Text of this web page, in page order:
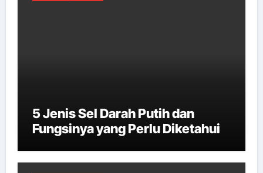
5 Jenis Sel Darah Putih dan
Fungsinya yang Perlu Diketahui